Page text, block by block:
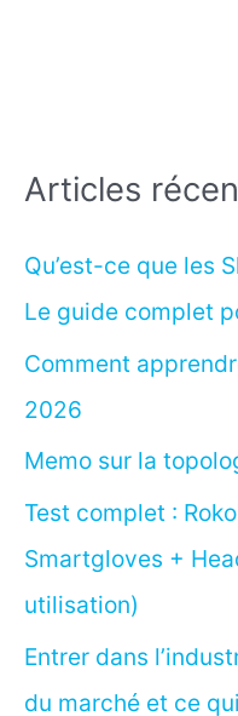
Articles
Qu’est-ce que les
Le guide complet
Comment
2026
Memo sur la
Test complet :
Smartgloves +
utilisation)
Entrer dans
du marché et ce